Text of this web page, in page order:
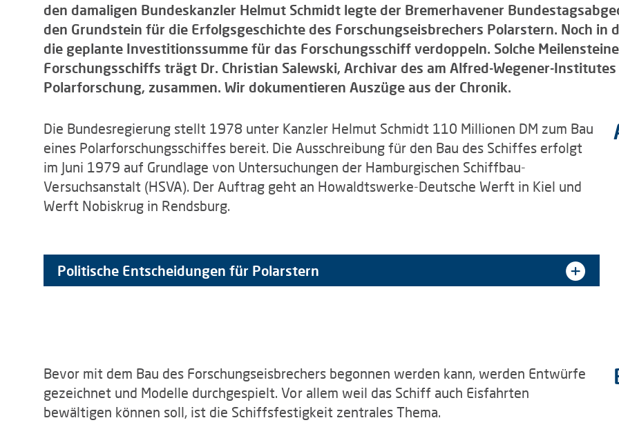
den damaligen Bundeskanzler Helmut Schmidt legte der Bremerhavener
den Grundstein für die Erfolgsgeschichte des Forschungseisbrechers Polarstern. Noch in
die geplante Investitionssumme für das Forschungsschiff verdoppeln. Solche
Forschungsschiffs trägt Dr. Christian Salewski, Archivar des am Alfred-Wegener-
Polarforschung, zusammen. Wir dokumentieren Auszüge aus der Chronik.
Die Bundesregierung stellt 1978 unter Kanzler Helmut Schmidt 110 Millionen DM zum Bau
eines Polarforschungsschiffes bereit. Die Ausschreibung für den Bau des Schiffes erfolgt
im Juni 1979 auf Grundlage von Untersuchungen der Hamburgischen Schiffbau-
Versuchsanstalt (HSVA). Der Auftrag geht an Howaldtswerke-Deutsche Werft in Kiel und
Werft Nobiskrug in Rendsburg.
Politische Entscheidungen für Polarstern
Bevor mit dem Bau des Forschungseisbrechers begonnen werden kann, werden Entwürfe
gezeichnet und Modelle durchgespielt. Vor allem weil das Schiff auch Eisfahrten
bewältigen können soll, ist die Schiffsfestigkeit zentrales Thema.